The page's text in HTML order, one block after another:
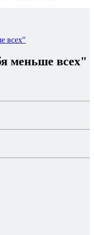
всех"
меньше всех"